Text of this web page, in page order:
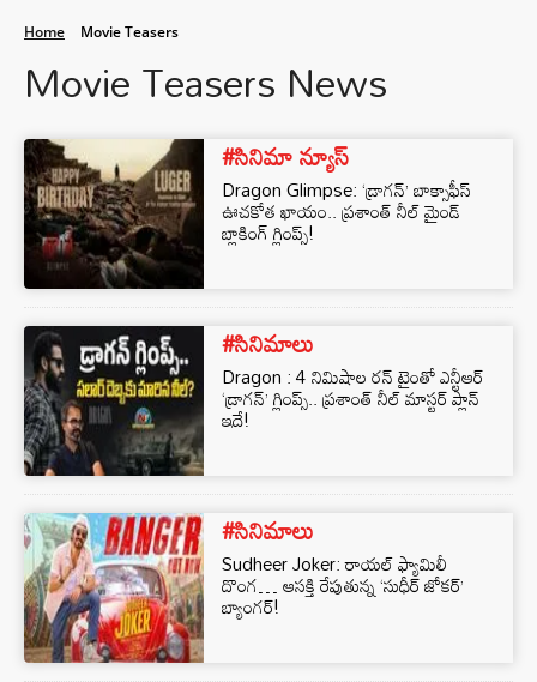
Home Movie Teasers
Movie Teasers News
#సినిమా న్యూస్
Dragon Glimpse: ‘డ్రాగన్’ బాక్సాఫీస్
ఊచకోత ఖాయం.. ప్రశాంత్ నీల్ మైండ్
బ్లాకింగ్ గ్లింప్స్!
#సినిమాలు
Dragon : 4 నిమిషాల రన్ టైంతో ఎన్టీఆర్
‘డ్రాగన్’ గ్లింప్స్.. ప్రశాంత్ నీల్ మాస్టర్ ప్లాన్
ఇదే!
#సినిమాలు
Sudheer Joker: రాయల్ ఫ్యామిలీ
దొంగ… ఆసక్తి రేపుతున్న ‘సుధీర్ జోకర్’
బ్యాంగర్!